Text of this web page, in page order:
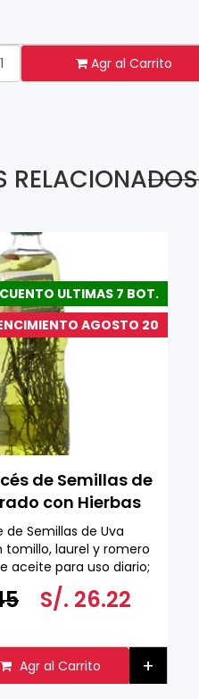
Agr al Carrito
RELACIONADOS
ULTIMAS 7 BOT.
AGOSTO 20
de Semillas de
con Hierbas
1 L
de Semillas de Uva
laurel y romero
aceite para uso diario;
útil en salsas, sopas y
pasta Se puede utilizar
en Francia
S/. 26.22
Agr al Carrito +